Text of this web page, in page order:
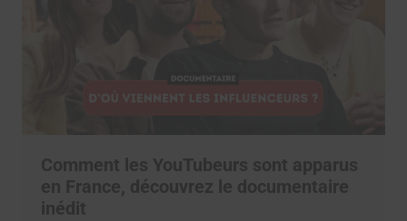
Comment les YouTubeurs sont apparus
en France, découvrez le documentaire
inédit